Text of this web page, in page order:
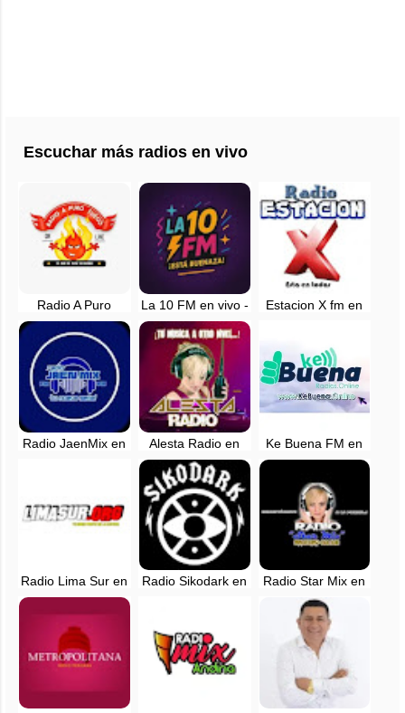
Escuchar más radios en vivo
Radio A Puro
Fuego en vivo -
Lima, Perú
La 10 FM en vivo -
Lima, Peru
Estacion X fm en
Radio JaenMix en
Alesta Radio en
vivo - Manchay,
Lima
Ke Buena FM en
vivo - Lima
Radio Lima Sur en
vivo - Peru
Radio Sikodark en
Radio Star Mix en
vivo - Manchay,
Lima